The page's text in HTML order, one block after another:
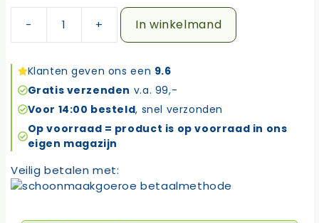
Unger
green
wisserrubber
35cm
medium
GTR35
In winkelmand
Klanten geven ons een 9.6
Gratis verzenden v.a. 99,-
Voor 14:00 besteld, snel verzonden
Op voorraad = product is op voorraad in ons
eigen magazijn
Veilig betalen met: